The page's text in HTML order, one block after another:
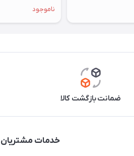
ناموجود
ضمانت بازگشت کالا
خدمات مشتریان